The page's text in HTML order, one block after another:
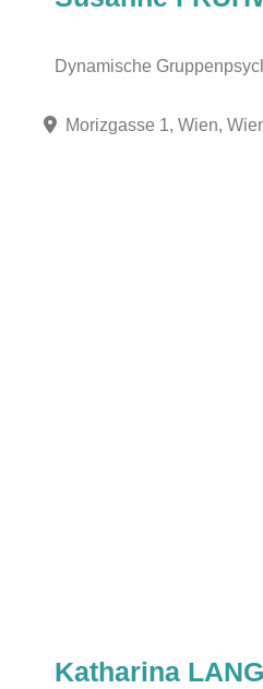
Dynamische
Morizgasse 1, Wien,
Katharina LANG